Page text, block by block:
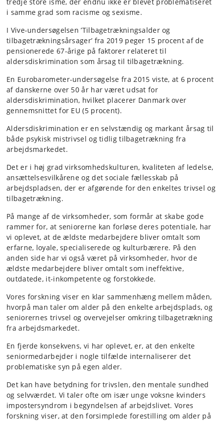
i samme grad som racisme og sexisme.
I Vive-undersøgelsen ’Tilbagetrækningsalder og
tilbagetrækningsårsager’ fra 2019 peger 15 procent af de
pensionerede 67-årige på faktorer relateret til
aldersdiskrimination som årsag til tilbagetrækning.
En Eurobarometer-undersøgelse fra 2015 viste, at 6 procent
af danskerne over 50 år har været udsat for
aldersdiskrimination, hvilket placerer Danmark over
gennemsnittet for EU (5 procent).
Aldersdiskrimination er en selvstændig og markant årsag til
både psykisk mistrivsel og tidlig tilbagetrækning fra
arbejdsmarkedet.
Det er i høj grad virksomhedskulturen, kvaliteten af ledelse,
ansættelsesvilkårene og det sociale fællesskab på
arbejdspladsen, der er afgørende for den enkeltes trivsel og
tilbagetrækning.
På mange af de virksomheder, som formår at skabe gode
rammer for, at seniorerne kan forløse deres potentiale, har
vi oplevet, at de ældste medarbejdere bliver omtalt som
erfarne, loyale, specialiserede og kulturbærere. På den
anden side har vi også været på virksomheder, hvor de
ældste medarbejdere bliver omtalt som ineffektive,
outdatede, it-inkompetente og forstokkede.
Vores forskning viser en klar sammenhæng mellem måden,
hvorpå man taler om alder på den enkelte arbejdsplads, og
seniorernes trivsel og overvejelser omkring tilbagetrækning
fra arbejdsmarkedet.
En fjerde konsekvens, vi har oplevet, er, at den enkelte
seniormedarbejder i nogle tilfælde internaliserer det
problematiske syn på egen alder.
Det kan have betydning for trivslen, den mentale sundhed
og selvværdet. Vi taler ofte om især unge voksne kvinders
impostersyndrom i begyndelsen af arbejdslivet. Vores
forskning viser, at den forsimplede forestilling om alder på